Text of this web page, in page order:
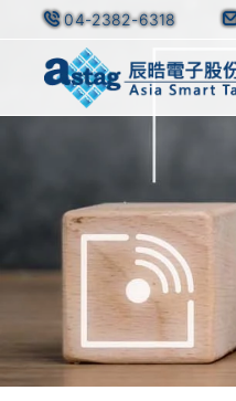
04-2382-6318